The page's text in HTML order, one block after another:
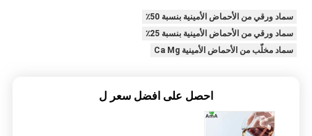
سماد ورقي من الأحماض الأمينية بنسبة 50٪
سماد ورقي من الأحماض الأمينية بنسبة 25٪
سماد مخلّب من الأحماض الأمينية Ca Mg
احصل على افضل سعر ل